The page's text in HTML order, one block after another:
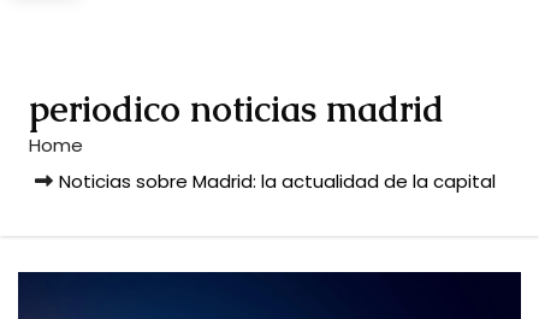
periodico noticias madrid
Home
Noticias sobre Madrid: la actualidad de la capital